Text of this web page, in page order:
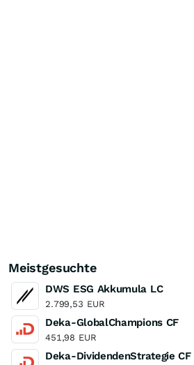
Meistgesuchte
DWS ESG Akkumula LC
2.799,53 EUR
Deka-GlobalChampions CF
451,98 EUR
Deka-DividendenStrategie CF